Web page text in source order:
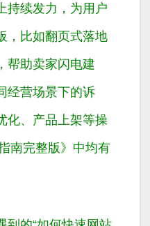
持续发力，为用户
，比如翻页式落地
帮助卖家闪电建
经营场景下的诉
化、产品上架等操
南完整版》中均有